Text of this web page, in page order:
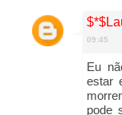
09:45
Eu
estar
pode